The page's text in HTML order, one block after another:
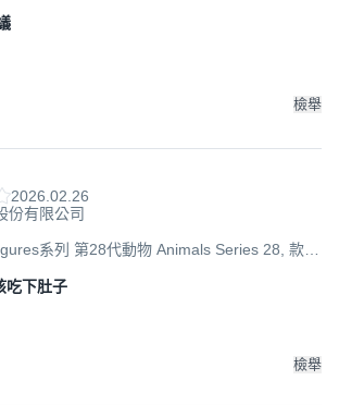
檢舉
2026.02.26
份有限公司
系列 第28代動物 Animals Series 28, 款式
吃下肚子
檢舉